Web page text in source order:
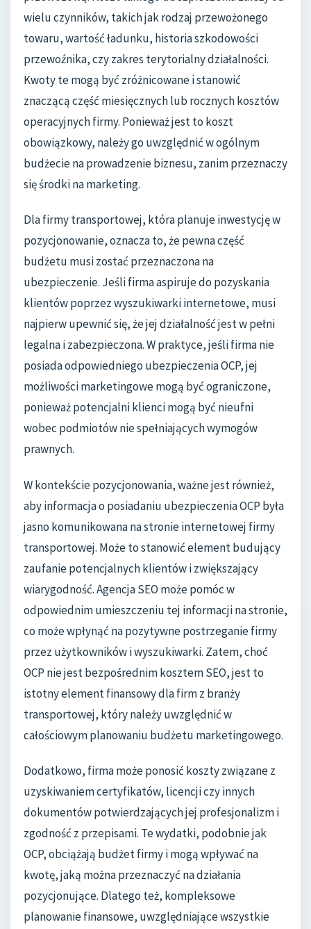
wielu czynników, takich jak rodzaj przewożonego
towaru, wartość ładunku, historia szkodowości
przewoźnika, czy zakres terytorialny działalności.
Kwoty te mogą być zróżnicowane i stanowić
znaczącą część miesięcznych lub rocznych kosztów
operacyjnych firmy. Ponieważ jest to koszt
obowiązkowy, należy go uwzględnić w ogólnym
budżecie na prowadzenie biznesu, zanim przeznaczy
się środki na marketing.
Dla firmy transportowej, która planuje inwestycję w
pozycjonowanie, oznacza to, że pewna część
budżetu musi zostać przeznaczona na
ubezpieczenie. Jeśli firma aspiruje do pozyskania
klientów poprzez wyszukiwarki internetowe, musi
najpierw upewnić się, że jej działalność jest w pełni
legalna i zabezpieczona. W praktyce, jeśli firma nie
posiada odpowiedniego ubezpieczenia OCP, jej
możliwości marketingowe mogą być ograniczone,
ponieważ potencjalni klienci mogą być nieufni
wobec podmiotów nie spełniających wymogów
prawnych.
W kontekście pozycjonowania, ważne jest również,
aby informacja o posiadaniu ubezpieczenia OCP była
jasno komunikowana na stronie internetowej firmy
transportowej. Może to stanowić element budujący
zaufanie potencjalnych klientów i zwiększający
wiarygodność. Agencja SEO może pomóc w
odpowiednim umieszczeniu tej informacji na stronie,
co może wpłynąć na pozytywne postrzeganie firmy
przez użytkowników i wyszukiwarki. Zatem, choć
OCP nie jest bezpośrednim kosztem SEO, jest to
istotny element finansowy dla firm z branży
transportowej, który należy uwzględnić w
całościowym planowaniu budżetu marketingowego.
Dodatkowo, firma może ponosić koszty związane z
uzyskiwaniem certyfikatów, licencji czy innych
dokumentów potwierdzających jej profesjonalizm i
zgodność z przepisami. Te wydatki, podobnie jak
OCP, obciążają budżet firmy i mogą wpływać na
kwotę, jaką można przeznaczyć na działania
pozycjonujące. Dlatego też, kompleksowe
planowanie finansowe, uwzględniające wszystkie